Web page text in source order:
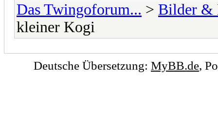
Das Twingoforum... > Bilder &
kleiner Kogi
Deutsche Übersetzung: MyBB.de,